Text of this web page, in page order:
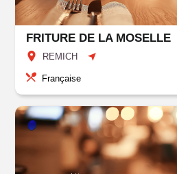
FRITURE DE LA MOSELLE
REMICH
Française